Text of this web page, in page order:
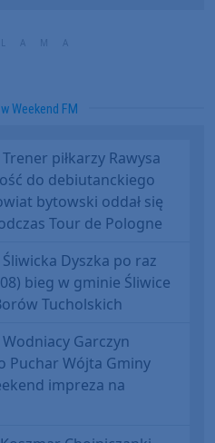
w Weekend FM
Trener piłkarzy Rawysa
do debiutanckiego
bytowski oddał się
Tour de Pologne
Śliwicka Dyszka po raz
bieg w gminie Śliwice
Tucholskich
Wodniacy Garczyn
Puchar Wójta Gminy
impreza na